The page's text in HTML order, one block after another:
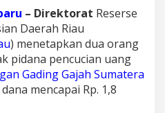
– Direktorat Reserse
Daerah Riau
) menetapkan dua orang
pidana pencucian uang
Gading Gajah Sumatera
mencapai Rp. 1,8